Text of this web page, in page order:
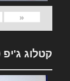
«
קטלוג ג'יפ 1980